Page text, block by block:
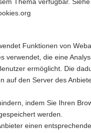
Thema verfügbar.
Funktionen von
verwendet, die eine
ermöglicht. Die
auf den Server des
indem Sie Ihren
werden.
einen